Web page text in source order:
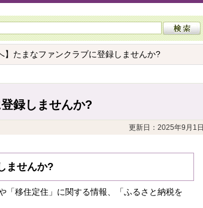
】たまなファンクラブに登録しませんか?
録しませんか?
更新日：2025年9月1日
ませんか?
移住定住」に関する情報、「ふるさと納税を